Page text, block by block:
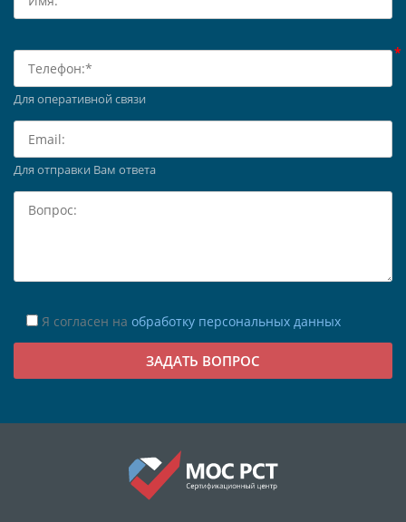
Для оперативной связи
Для отправки Вам ответа
Я согласен на обработку персональных данных